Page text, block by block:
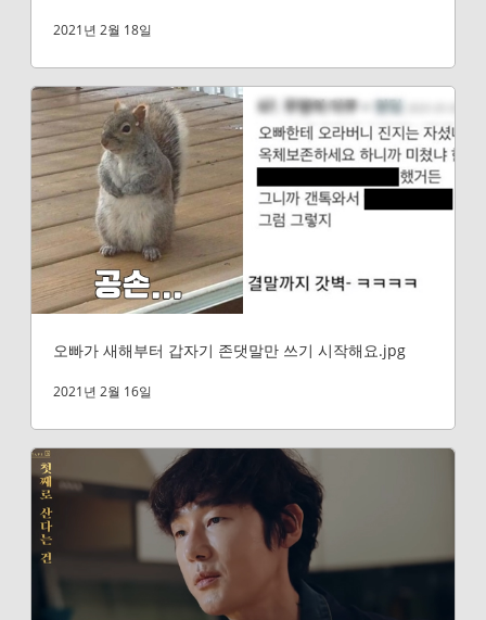
2021년 2월 18일
오빠가 새해부터 갑자기 존댓말만 쓰기 시작해요.jpg
2021년 2월 16일